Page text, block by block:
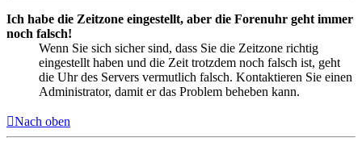
Ich habe die Zeitzone eingestellt, aber die Forenuhr geht immer
noch falsch!
Wenn Sie sich sicher sind, dass Sie die Zeitzone richtig
eingestellt haben und die Zeit trotzdem noch falsch ist, geht
die Uhr des Servers vermutlich falsch. Kontaktieren Sie einen
Administrator, damit er das Problem beheben kann.
Nach oben